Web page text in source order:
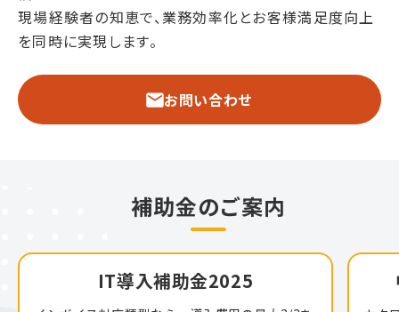
現場経験者の知恵で、業務効率化とお客様満足度向上
を同時に実現します。
お問い合わせ
補助金のご案内
IT導入補助金2025